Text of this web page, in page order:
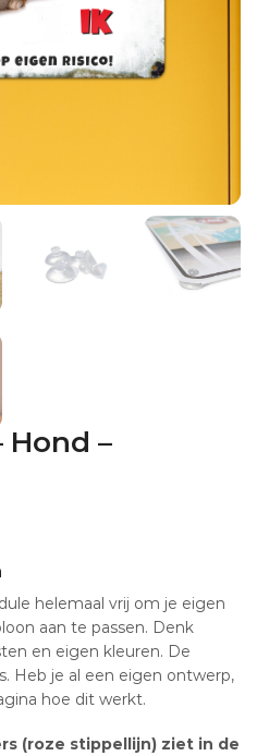
Hond –
helemaal vrij om je eigen
aan te passen. Denk
en eigen kleuren. De
Heb je al een eigen ontwerp,
hoe dit werkt.
(roze stippellijn) ziet in de